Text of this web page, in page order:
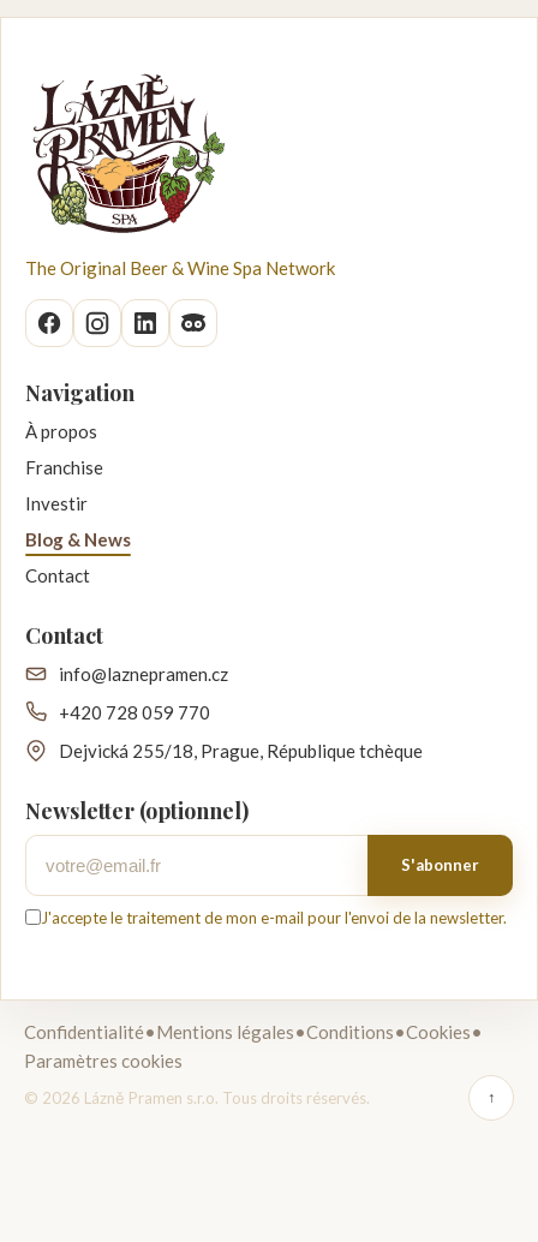
The Original Beer & Wine Spa Network
Navigation
À propos
Franchise
Investir
Blog & News
Contact
Contact
info@laznepramen.cz
+420 728 059 770
Dejvická 255/18, Prague, République tchèque
Newsletter (optionnel)
Votre email
S'abonner
J'accepte le traitement de mon e-mail pour l'envoi de la newsletter.
Confidentialité•Mentions légales•Conditions•Cookies•
Paramètres cookies
© 2026 Lázně Pramen s.r.o. Tous droits réservés. ↑